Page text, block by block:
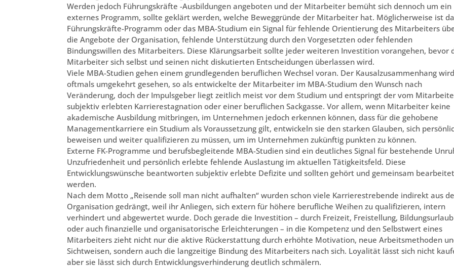
Werden jedoch Führungskräfte -Ausbildungen angeboten und der Mitarbeiter bemüht sich dennoch um ein
externes Programm, sollte geklärt werden, welche Beweggründe der Mitarbeiter hat. Möglicherweise ist
Führungskräfte-Programm oder das MBA-Studium ein Signal für fehlende Orientierung des Mitarbeiters
die Angebote der Organisation, fehlende Unterstützung durch den Vorgesetzten oder fehlenden
Bindungswillen des Mitarbeiters. Diese Klärungsarbeit sollte jeder weiteren Investition vorangehen, bevor
Mitarbeiter sich selbst und seinen nicht diskutierten Entscheidungen überlassen wird.
Viele MBA-Studien gehen einem grundlegenden beruflichen Wechsel voran. Der Kausalzusammenhang wird
oftmals umgekehrt gesehen, so als entwickelte der Mitarbeiter im MBA-Studium den Wunsch nach
Veränderung, doch der Impulsgeber liegt zeitlich meist vor dem Studium und entspringt der vom
subjektiv erlebten Karrierestagnation oder einer beruflichen Sackgasse. Vor allem, wenn Mitarbeiter keine
akademische Ausbildung mitbringen, im Unternehmen jedoch erkennen können, dass für die gehobene
Managementkarriere ein Studium als Voraussetzung gilt, entwickeln sie den starken Glauben, sich
beweisen und weiter qualifizieren zu müssen, um im Unternehmen zukünftig punkten zu können.
Externe FK-Programme und berufsbegleitende MBA-Studien sind ein deutliches Signal für bestehende
Unzufriedenheit und persönlich erlebte fehlende Auslastung im aktuellen Tätigkeitsfeld. Diese
Entwicklungswünsche beantworten subjektiv erlebte Defizite und sollten gehört und gemeinsam bearbeitet
werden.
Nach dem Motto „Reisende soll man nicht aufhalten“ wurden schon viele Karrierestrebende indirekt aus
Organisation gedrängt, weil ihr Anliegen, sich extern für höhere berufliche Weihen zu qualifizieren, intern
verhindert und abgewertet wurde. Doch gerade die Investition – durch Freizeit, Freistellung, Bildungsurlaub
oder auch finanzielle und organisatorische Erleichterungen – in die Kompetenz und den Selbstwert eines
Mitarbeiters zieht nicht nur die aktive Rückerstattung durch erhöhte Motivation, neue Arbeitsmethoden
Sichtweisen, sondern auch die langzeitige Bindung des Mitarbeiters nach sich. Loyalität lässt sich nicht
aber sie lässt sich durch Entwicklungsverhinderung deutlich schmälern.